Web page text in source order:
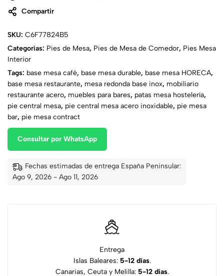
Compartir
SKU: C6F77824B5
Categorías: Pies de Mesa, Pies de Mesa de Comedor, Pies Mesa
Interior
Tags: base mesa café, base mesa durable, base mesa HORECA,
base mesa restaurante, mesa redonda base inox, mobiliario
restaurante acero, muebles para bares, patas mesa hostelería,
pie central mesa, pie central mesa acero inoxidable, pie mesa
bar, pie mesa contract
Consultar por WhatsApp
Fechas estimadas de entrega España Peninsular:
Ago 9, 2026 - Ago 11, 2026
Entrega
Islas Baleares: 5-12 días.
Canarias, Ceuta y Melilla: 5-12 días.